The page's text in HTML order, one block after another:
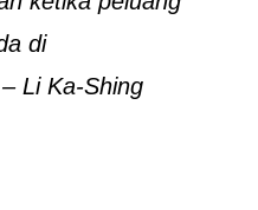
di
Li Ka-Shing